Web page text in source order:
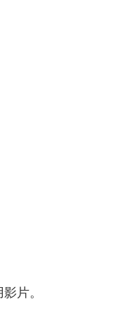
片。